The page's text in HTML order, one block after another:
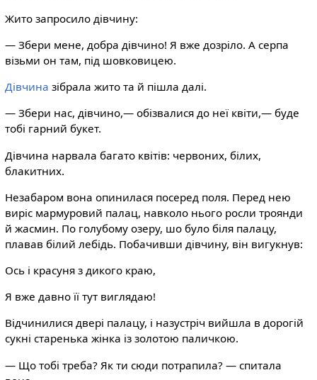
Жито запросило дівчину:
— Збери мене, добра дівчино! Я вже дозріло. А серпа
візьми он там, під шовковицею.
Дівчина зібрала жито та й пішла далі.
— Збери нас, дівчино,— обізвалися до неї квіти,— буде
тобі гарний букет.
Дівчина нарвала багато квітів: червоних, білих,
блакитних.
Незабаром вона опинилася посеред поля. Перед нею
виріс мармуровий палац, навколо нього росли троянди
й жасмин. По голубому озеру, шо було біля палацу,
плавав білий лебідь. Побачивши дівчину, він вигукнув:
Ось і красуня з дикого краю,
Я вже давно її тут виглядаю!
Відчинилися двері палацу, і назустріч вийшла в дорогій
сукні старенька жінка із золотою паличкою.
— Що тобі треба? Як ти сюди потрапила? — спитала